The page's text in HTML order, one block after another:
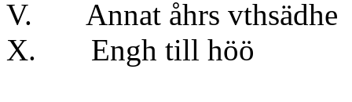
V. Annat åhrs
X. Engh till höö